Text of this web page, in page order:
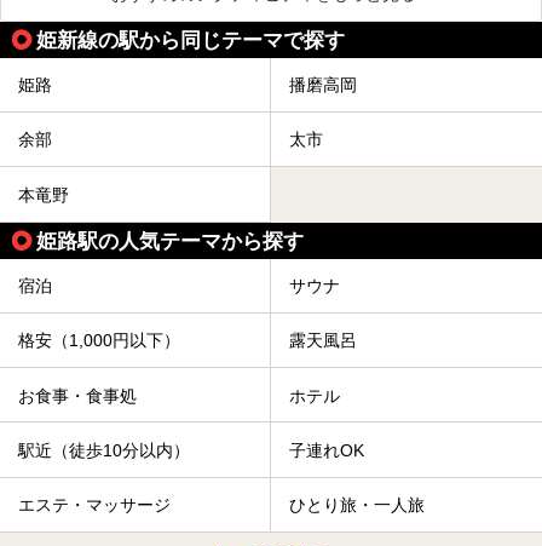
姫新線の駅から同じテーマで探す
姫路 播磨高岡
余部 太市
本竜野
姫路駅の人気テーマから探す
宿泊 サウナ
格安（1,000円以下） 露天風呂
お食事・食事処 ホテル
駅近（徒歩10分以内） 子連れOK
エステ・マッサージ ひとり旅・一人旅